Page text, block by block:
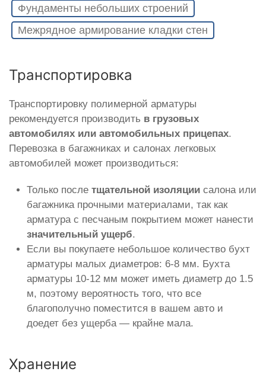
Фундаменты небольших строений
Межрядное армирование кладки стен
Транспортировка
Транспортировку полимерной арматуры
рекомендуется производить в грузовых
автомобилях или автомобильных прицепах.
Перевозка в багажниках и салонах легковых
автомобилей может производиться:
Только после тщательной изоляции салона или
багажника прочными материалами, так как
арматура с песчаным покрытием может нанести
значительный ущерб.
Если вы покупаете небольшое количество бухт
арматуры малых диаметров: 6-8 мм. Бухта
арматуры 10-12 мм может иметь диаметр до 1.5
м, поэтому вероятность того, что все
благополучно поместится в вашем авто и
доедет без ущерба — крайне мала.
Хранение